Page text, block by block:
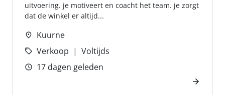
uitvoering. je motiveert en coacht het team. je zorgt
dat de winkel er altijd...
Kuurne
Verkoop
Voltijds
17 dagen geleden